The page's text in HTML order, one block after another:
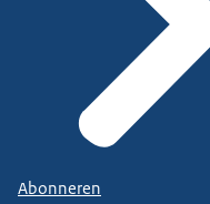
Abonneren